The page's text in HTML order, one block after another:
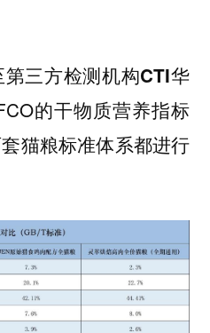
三方检测机构CTI华
的干物质营养指标
猫粮标准体系都进行